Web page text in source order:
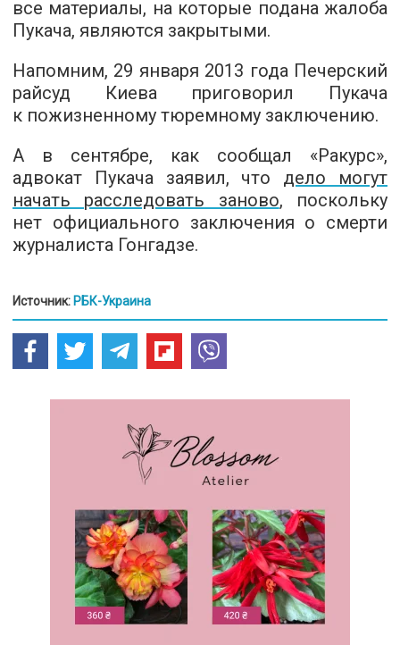
все материалы, на которые подана жалоба
Пукача, являются закрытыми.
Напомним, 29 января 2013 года Печерский
райсуд Киева приговорил Пукача
к пожизненному тюремному заключению.
А в сентябре, как сообщал «Ракурс»,
адвокат Пукача заявил, что дело могут
начать расследовать заново, поскольку
нет официального заключения о смерти
журналиста Гонгадзе.
Источник: РБК-Украина